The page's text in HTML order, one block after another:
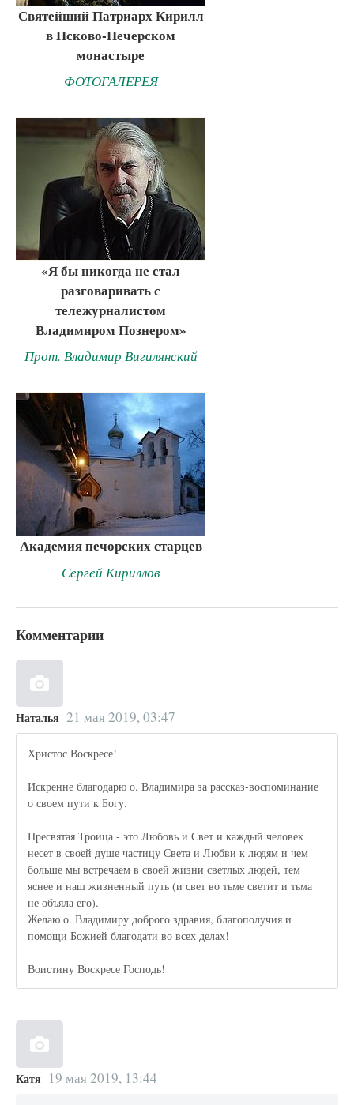
Святейший Патриарх Кирилл
в Псково-Печерском
монастыре
ФОТОГАЛЕРЕЯ
«Я бы никогда не стал
разговаривать с
тележурналистом
Владимиром Познером»
Прот. Владимир Вигилянский
Академия печорских старцев
Сергей Кириллов
Комментарии
Наталья 21 мая 2019, 03:47
Христос Воскресе!
Искренне благодарю о. Владимира за рассказ-воспоминание
о своем пути к Богу.
Пресвятая Троица - это Любовь и Свет и каждый человек
несет в своей душе частицу Света и Любви к людям и чем
больше мы встречаем в своей жизни светлых людей, тем
яснее и наш жизненный путь (и свет во тьме светит и тьма
не объяла его).
Желаю о. Владимиру доброго здравия, благополучия и
помощи Божией благодати во всех делах!
Воистину Воскресе Господь!
Катя 19 мая 2019, 13:44